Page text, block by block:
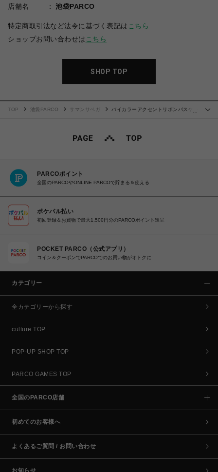
店舗名
池袋PARCO
特定商取引法など法令に基づく表記は こちら
ショップお問い合わせは こちら
SHOP TOP
TOP 池袋PARCO サマンサベガ
バイカラーアクセントリボンパスケー
PARCOポイント
全国のPARCOやONLINE PARCOで貯まる＆使える
ポケパル払い
初回登録＆お買物で最大1,500円分のPARCOポイント進呈
POCKET PARCO（公式アプリ）
コイン＆クーポンでPARCOでのお買い物がオトクに
カテゴリー
全カテゴリーから探す
culture TOP
POP-UP SHOP TOP
PARCO GAMES TOP
全国のPARCO店舗
初めてのお客様へ
よくあるご質問 / お問い合わせ
お知らせ